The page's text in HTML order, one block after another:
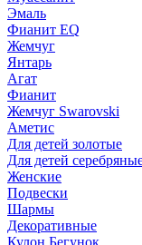
Эмаль
Фианит EQ
Жемчуг
Янтарь
Агат
Фианит
Жемчуг Swarovski
Аметис
Для детей золотые
Для детей
Женские
Подвески
Шармы
Декоративные
Кулон Бегунок